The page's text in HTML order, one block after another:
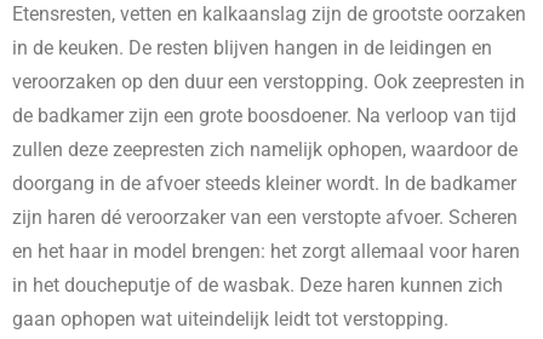
Etensresten, vetten en kalkaanslag zijn de grootste oorzaken
in de keuken. De resten blijven hangen in de leidingen en
veroorzaken op den duur een verstopping. Ook zeepresten in
de badkamer zijn een grote boosdoener. Na verloop van tijd
zullen deze zeepresten zich namelijk ophopen, waardoor de
doorgang in de afvoer steeds kleiner wordt. In de badkamer
zijn haren dé veroorzaker van een verstopte afvoer. Scheren
en het haar in model brengen: het zorgt allemaal voor haren
in het doucheputje of de wasbak. Deze haren kunnen zich
gaan ophopen wat uiteindelijk leidt tot verstopping.